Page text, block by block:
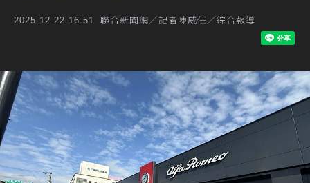
2025-12-22 16:51 聯合新聞網／記者陳威任／綜合報導